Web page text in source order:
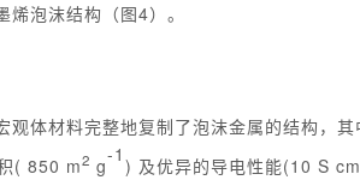
泡沫结构（图4）。
观体材料完整地复制了泡沫金属的结构，
( 850 m2 g
-1
) 及优异的导电性能(10 S cm